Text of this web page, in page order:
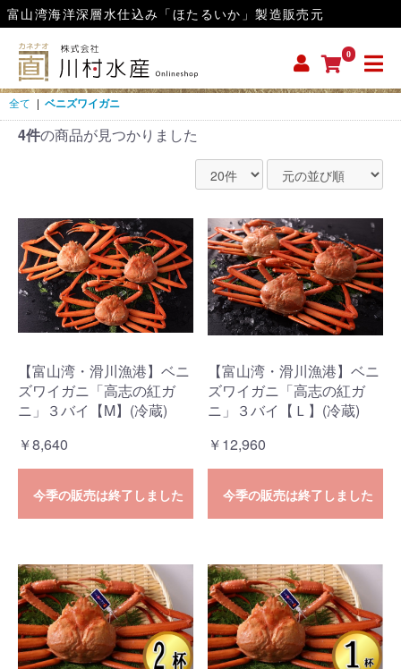
富山湾海洋深層水仕込み「ほたるいか」製造販売元
0
全て | ベニズワイガニ
4件の商品が見つかりました
【富山湾・滑川漁港】ベニ
ズワイガニ「高志の紅ガ
ニ」３バイ【M】(冷蔵)
￥8,640
今季の販売は終了しました
【富山湾・滑川漁港】ベニ
ズワイガニ「高志の紅ガ
ニ」３バイ【Ｌ】(冷蔵)
￥12,960
今季の販売は終了しました